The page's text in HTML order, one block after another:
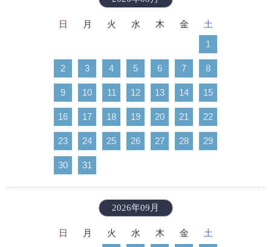
日 月 火 水 木 金
土
1
2 3 4 5 6 7 8
9 10 11 12 13 14 15
16 17 18 19 20 21 22
23 24 25 26 27 28 29
30 31
2026年09月
日 月 火 水 木 金
土